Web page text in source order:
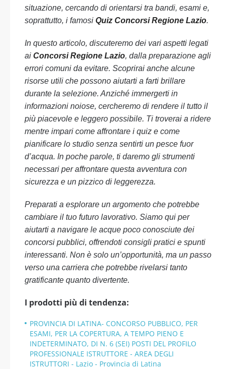
situazione, cercando di orientarsi tra bandi, esami e,
soprattutto, i famosi Quiz Concorsi Regione Lazio.
In questo articolo, discuteremo dei vari aspetti legati
ai Concorsi Regione Lazio, dalla preparazione agli
errori comuni da evitare. Scoprirai anche alcune
risorse utili che possono aiutarti a farti brillare
durante la selezione. Anziché immergerti in
informazioni noiose, cercheremo di rendere il tutto il
più piacevole e leggero possibile. Ti troverai a ridere
mentre impari come affrontare i quiz e come
pianificare lo studio senza sentirti un pesce fuor
d’acqua. In poche parole, ti daremo gli strumenti
necessari per affrontare questa avventura con
sicurezza e un pizzico di leggerezza.
Preparati a esplorare un argomento che potrebbe
cambiare il tuo futuro lavorativo. Siamo qui per
aiutarti a navigare le acque poco conosciute dei
concorsi pubblici, offrendoti consigli pratici e spunti
interessanti. Non è solo un’opportunità, ma un passo
verso una carriera che potrebbe rivelarsi tanto
gratificante quanto divertente.
I prodotti più di tendenza:
PROVINCIA DI LATINA- CONCORSO PUBBLICO, PER
ESAMI, PER LA COPERTURA, A TEMPO PIENO E
INDETERMINATO, DI N. 6 (SEI) POSTI DEL PROFILO
PROFESSIONALE ISTRUTTORE - AREA DEGLI
ISTRUTTORI - Lazio - Provincia di Latina